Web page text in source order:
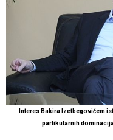
Interes Bakira Izetbegovićem
partikularnih